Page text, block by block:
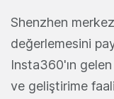
Shenzhen
değerlemesini
Insta360'ın gelen
ve geliştirime